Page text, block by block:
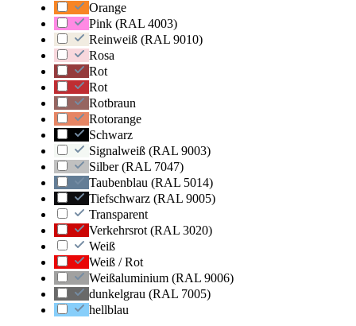
Orange
Pink (RAL 4003)
Reinweiß (RAL 9010)
Rosa
Rot
Rot
Rotbraun
Rotorange
Schwarz
Signalweiß (RAL 9003)
Silber (RAL 7047)
Taubenblau (RAL 5014)
Tiefschwarz (RAL 9005)
Transparent
Verkehrsrot (RAL 3020)
Weiß
Weiß / Rot
Weißaluminium (RAL 9006)
dunkelgrau (RAL 7005)
hellblau